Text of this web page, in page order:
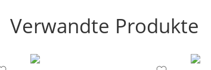
Verwandte Produkte